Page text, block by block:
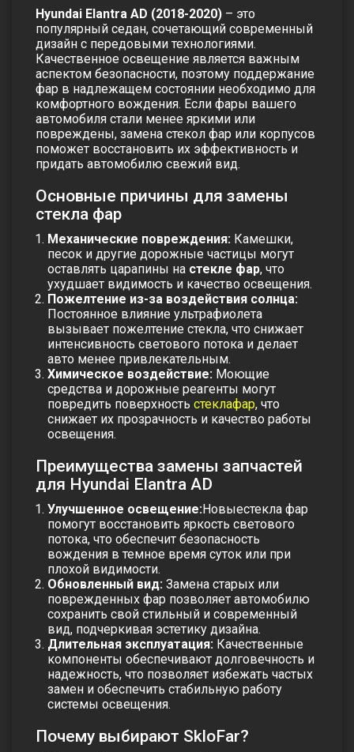
Hyundai Elantra AD (2018-2020) – это
популярный седан, сочетающий современный
дизайн с передовыми технологиями.
Качественное освещение является важным
аспектом безопасности, поэтому поддержание
фар в надлежащем состоянии необходимо для
комфортного вождения. Если фары вашего
автомобиля стали менее яркими или
повреждены, замена стекол фар или корпусов
поможет восстановить их эффективность и
придать автомобилю свежий вид.
Основные причины для замены
стекла фар
Механические повреждения: Камешки,
песок и другие дорожные частицы могут
оставлять царапины на стекле фар, что
ухудшает видимость и качество освещения.
Пожелтение из-за воздействия солнца:
Постоянное влияние ультрафиолета
вызывает пожелтение стекла, что снижает
интенсивность светового потока и делает
авто менее привлекательным.
Химическое воздействие: Моющие
средства и дорожные реагенты могут
повредить поверхность стеклафар, что
снижает их прозрачность и качество работы
освещения.
Преимущества замены запчастей
для Hyundai Elantra AD
Улучшенное освещение:Новыестекла фар
помогут восстановить яркость светового
потока, что обеспечит безопасность
вождения в темное время суток или при
плохой видимости.
Обновленный вид: Замена старых или
поврежденных фар позволяет автомобилю
сохранить свой стильный и современный
вид, подчеркивая эстетику дизайна.
Длительная эксплуатация: Качественные
компоненты обеспечивают долговечность и
надежность, что позволяет избежать частых
замен и обеспечить стабильную работу
системы освещения.
Почему выбирают SkloFar?